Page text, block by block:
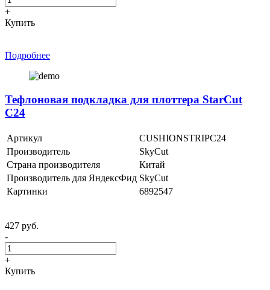
+
Купить
Подробнее
Тефлоновая подкладка для плоттера StarCut
C24
Артикул
CUSHIONSTRIPC24
Производитель
SkyCut
Страна производителя
Китай
Производитель для ЯндексФид SkyCut
Картинки
6892547
427 руб.
-
+
Купить